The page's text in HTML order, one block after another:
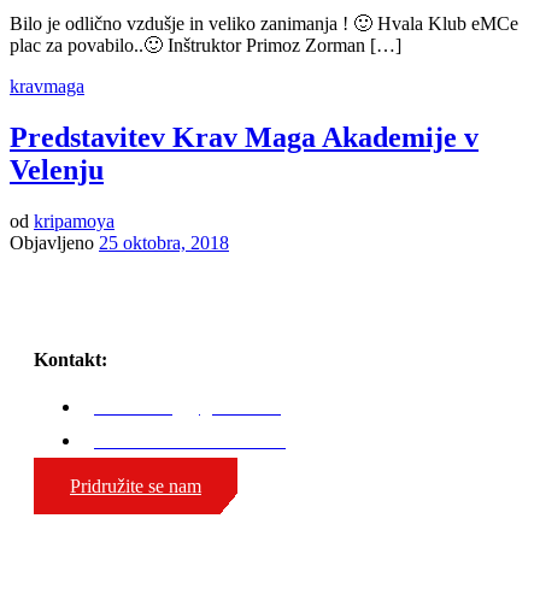
Bilo je odlično vzdušje in veliko zanimanja ! 🙂 Hvala Klub eMCe
plac za povabilo..🙂 Inštruktor Primoz Zorman […]
kravmaga
Predstavitev Krav Maga Akademije v
Velenju
od kripamoya
Objavljeno 25 oktobra, 2018
Kontakt:
Pridružite se nam